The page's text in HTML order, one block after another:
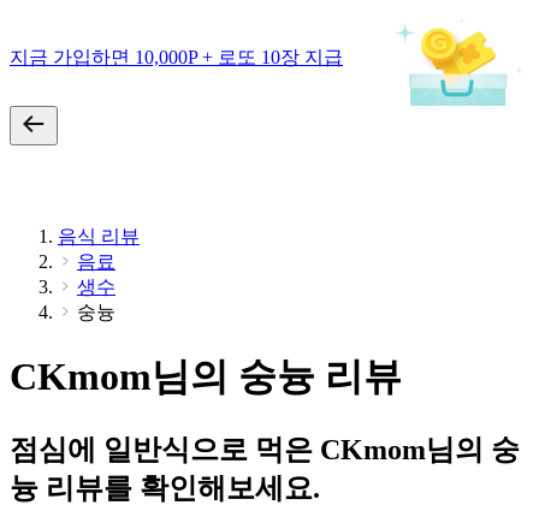
지금 가입하면 10,000P + 로또 10장 지급
음식 리뷰
음료
생수
숭늉
CKmom님의 숭늉 리뷰
점심에 일반식으로 먹은 CKmom님의 숭
늉 리뷰를 확인해보세요.